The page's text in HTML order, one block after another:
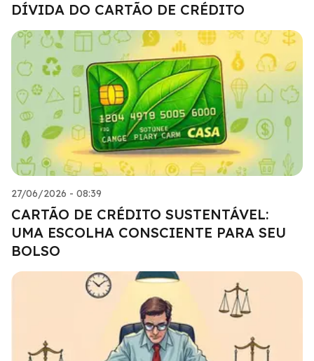
DÍVIDA DO CARTÃO DE CRÉDITO
27/06/2026 - 08:39
CARTÃO DE CRÉDITO SUSTENTÁVEL:
UMA ESCOLHA CONSCIENTE PARA SEU
BOLSO